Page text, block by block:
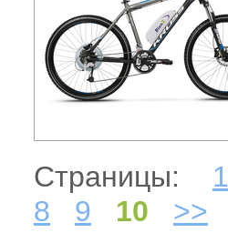
Страницы: 1
8
9 10 >>